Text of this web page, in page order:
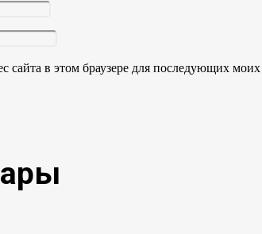
сайта в этом браузере для последующих